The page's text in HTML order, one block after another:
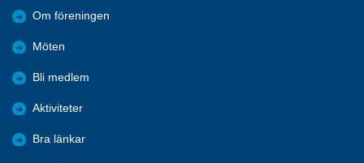
Om föreningen
Möten
Bli medlem
Aktiviteter
Bra länkar